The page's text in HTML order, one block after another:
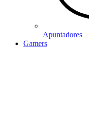
Apuntadores
Gamers